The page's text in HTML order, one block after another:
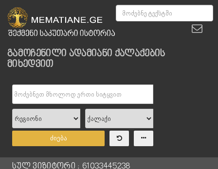
გამოჩენილი ადამიანი ქალაქების
მიხედვით
ძიება
სულ ვიზიტორი : 61033445238